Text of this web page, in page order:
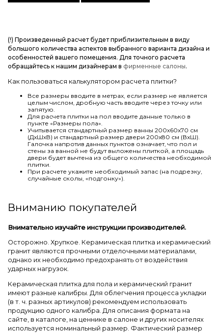
(!) Произведенный расчет будет приблизительным в виду
большого количества аспектов выбранного варианта дизайна и
особенностей вашего помещения. Для точного расчета
обращайтесь к нашим дизайнерам в фирменные салоны.
Как пользоваться калькулятором расчета плитки?
Все размеры вводите в метрах, если размер не является
целым числом, дробную часть вводите через точку или
запятую.
Для расчета плитки на пол вводите данные только в
пункте «Размеры пола».
Учитывается стандартный размер ванны 200х60х70 см
(ДхШхВ) и стандартный размер двери 200х80 см (ВхШ).
Галочка напротив данных пунктов означает, что пол и
стены за ванной не будут выложены плиткой, а площадь
двери будет вычтена из общего количества необходимой
плитки.
При расчете укажите необходимый запас (на подрезку,
случайные сколы, «подгонку»).
Вниманию покупателей
Внимательно изучайте инструкции производителей.
Осторожно. Хрупкое. Керамическая плитка и керамический
гранит являются прочными отделочными материалами,
однако их необходимо предохранять от воздействия
ударных нагрузок.
Керамическая плитка для пола и керамический гранит
имеют разные калибры. Для облегчения процесса укладки
(в т. ч. разных артикулов) рекомендуем использовать
продукцию одного калибра. Для описания формата на
сайте, в каталоге, на ценнике в салоне и других носителях
используется номинальный размер. Фактический размер